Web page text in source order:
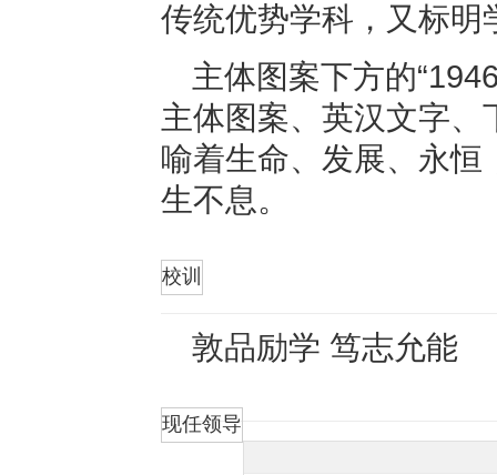
传统优势学科，又标明
主体图案下方的
主体图案、英汉文字
喻着生命、发展、永
生不息。
校训
敦品励学 笃志允能
现任领导